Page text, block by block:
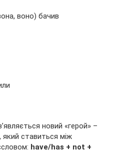
воно) бачив
новий «герой» –
, який ставиться між
have/has + not +